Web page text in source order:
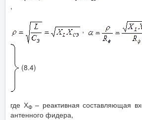
,
,
(8.4)
где ХФ – реактивная составляющая
антенного фидера,